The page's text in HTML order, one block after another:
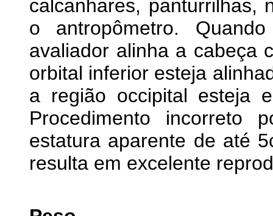
calcanhares, panturrilhas,
o antropômetro.
avaliador alinha a cabeça
orbital inferior esteja
a região occipital esteja
Procedimento incorreto
estatura aparente de até
resulta em excelente